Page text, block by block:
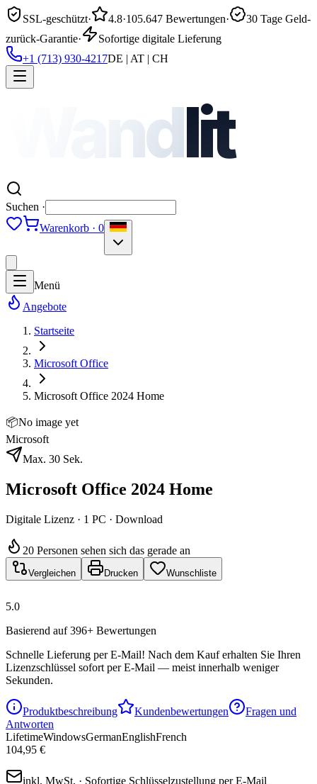
SSL-geschützt· 4.8·105.647 Bewertungen·
30 Tage Geld-
zurück-Garantie·
Sofortige digitale Lieferung
+1 (713) 930-4217DE | AT | CH
Wandlit
Suchen ·
Warenkorb · 0
Menü
Angebote
Startseite
Microsoft Office
Microsoft Office 2024 Home
📦No image yet
Microsoft
Max. 30 Sek.
Microsoft Office 2024 Home
Digitale Lizenz · 1 PC · Download
20 Personen sehen sich das gerade an
Vergleichen Drucken Wunschliste
5.0
Basierend auf 396+ Bewertungen
Schnelle Lieferung per E-Mail! Nach dem Kauf erhalten Sie Ihren
Lizenzschlüssel sofort per E-Mail — meist innerhalb weniger
Sekunden.
Produktbeschreibung Kundenbewertungen
Fragen und
Antworten
LifetimeWindowsGermanEnglishFrench
104,95 €
inkl. MwSt. · Sofortige Schlüsselzustellung per E-Mail